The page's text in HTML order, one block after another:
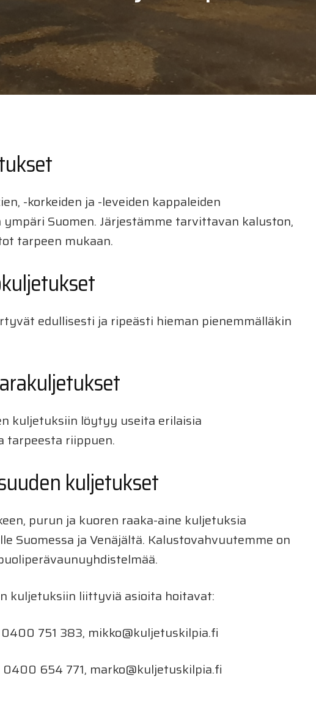
-korkeiden ja -leveiden kappaleiden
Suomen. Järjestämme tarvittavan kaluston,
tarpeen mukaan.
edullisesti ja ripeästi hieman pienemmälläkin
kuljetuksiin löytyy useita erilaisia
tarpeesta riippuen.
kuljetukset
purun ja kuoren raaka-aine kuljetuksia
Suomessa ja Venäjältä. Kalustovahvuutemme on
kuljetuksiin liittyviä asioita hoitavat:
751 383, mikko@kuljetuskilpia.fi
0400 654 771, marko@kuljetuskilpia.fi